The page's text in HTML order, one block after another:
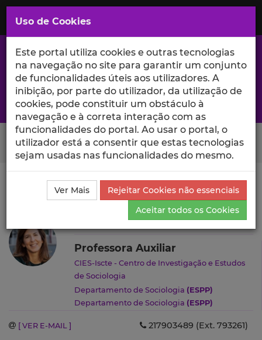
Saltar
para
Conteúdo
Principal
A excelência da investigação e ciência no Iscte
Search Button
Ciência_Iscte Autores Sandra Mateus
Ensino e
Orientações
Sandra Mateus
Professora Auxiliar
CIES-Iscte - Centro de Investigação e Estudos
de Sociologia
Departamento de Sociologia (ESPP)
Departamento de Sociologia (ESPP)
[ VER E-MAIL ]
217903489 (Ext. 793261)
Uso de Cookies
Este portal utiliza cookies e outras tecnologias
na navegação no site para garantir um conjunto
de funcionalidades úteis aos utilizadores. A
inibição, por parte do utilizador, da utilização de
cookies, pode constituir um obstáculo à
navegação e à correta interação com as
funcionalidades do portal. Ao usar o portal, o
utilizador está a consentir que estas tecnologias
sejam usadas nas funcionalidades do mesmo.
Ver Mais
Rejeitar Cookies não essenciais
Aceitar todos os Cookies